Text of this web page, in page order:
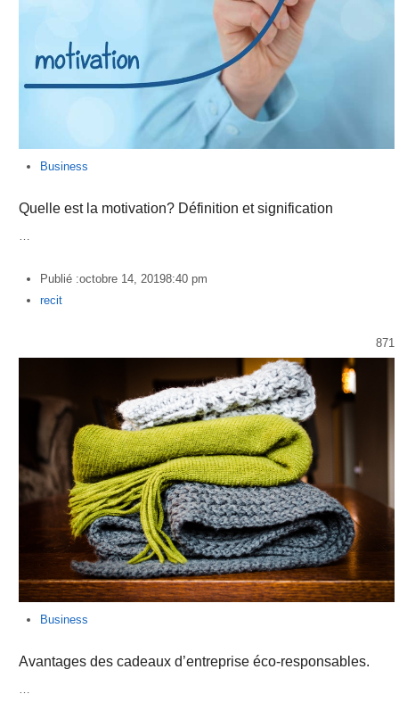
Business
Quelle est la motivation? Définition et signification
Publié :octobre 14, 20198:40 pm
Author
recit
871
Business
Avantages des cadeaux d’entreprise éco-responsables.
…